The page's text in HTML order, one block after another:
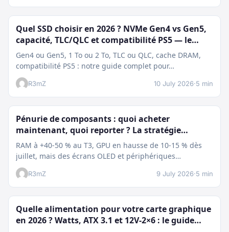
Quel SSD choisir en 2026 ? NVMe Gen4 vs Gen5,
capacité, TLC/QLC et compatibilité PS5 — le
guide complet
Gen4 ou Gen5, 1 To ou 2 To, TLC ou QLC, cache DRAM,
compatibilité PS5 : notre guide complet pour…
R3mZ 10 July 2026·5 min
Pénurie de composants : quoi acheter
maintenant, quoi reporter ? La stratégie
d’upgrade de juillet 2026
RAM à +40-50 % au T3, GPU en hausse de 10-15 % dès
juillet, mais des écrans OLED et périphériques…
R3mZ 9 July 2026·5 min
Quelle alimentation pour votre carte graphique
en 2026 ? Watts, ATX 3.1 et 12V-2×6 : le guide